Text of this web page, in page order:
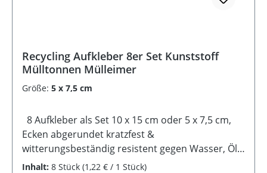
Recycling Aufkleber 8er Set Kunststoff
Mülltonnen Mülleimer
Größe: 5 x 7,5 cm
Ecken abgerundet kratzfest &
witterungsbeständig resistent gegen Wasser, Öl,
Reinigungsmittel selbstklebende Rückseite
Inhalt: 8 Stück (1,22 € / 1 Stück)